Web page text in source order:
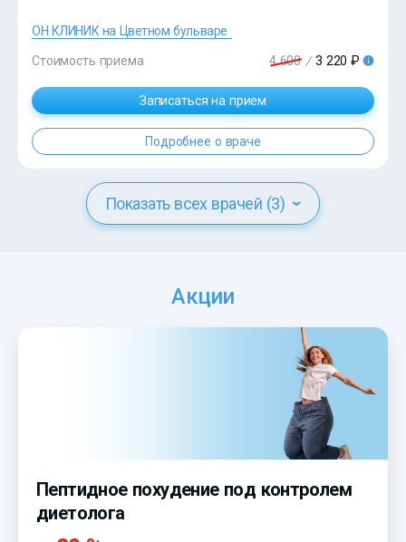
?>
ОН КЛИНИК на Цветном бульваре
Стоимость приема 4 600 / 3 220 ₽
Записаться на прием
Подробнее о враче
Показать всех врачей (3)
Акции
Пептидное похудение под контролем
диетолога